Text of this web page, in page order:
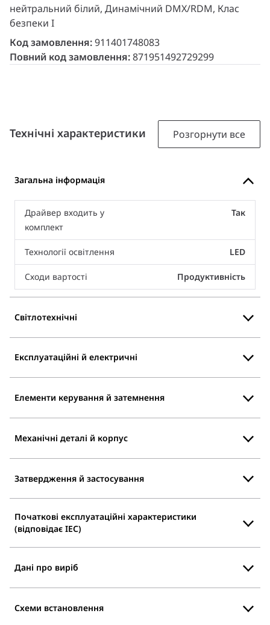
нейтральний білий, Динамічний DMX/RDM, Клас
безпеки I
Код замовлення:911401748083
Повний код замовлення:871951492729299
Технічні характеристики Розгорнути все
Загальна інформація
Драйвер входить у
комплект
Так
Технології освітлення LED
Сходи вартості Продуктивність
Світлотехнічні
Експлуатаційні й електричні
Елементи керування й затемнення
Механічні деталі й корпус
Затвердження й застосування
Початкові експлуатаційні характеристики
(відповідає IEC)
Дані про виріб
Схеми встановлення